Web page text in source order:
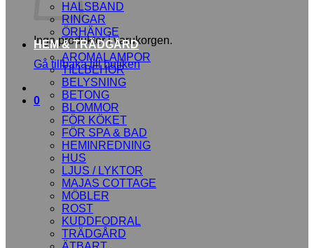
Inga produkter i varukorgen.
Gå tillbaka till butiken
0
HALSBAND
RINGAR
ÖRHÄNGE
HEM & TRÄDGÅRD
AROMALAMPOR
TILLBEHÖR
BELYSNING
BETONG
BLOMMOR
FÖR KÖKET
FÖR SPA & BAD
HEMINREDNING
HUS
LJUS / LYKTOR
MAJAS COTTAGE
MÖBLER
ROST
KUDDFODRAL
TRÄDGÅRD